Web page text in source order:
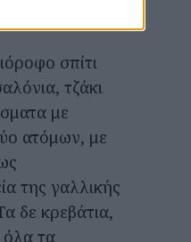
σπίτι
τζάκι
με
ατόμων, με
της γαλλικής
δε κρεβάτια,
όλα τα